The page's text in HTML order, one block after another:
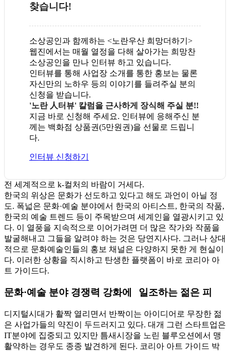
찾습니다!
소상공인과 함께하는 <노란우산 희망더하기>
웹진에서는 매월 열정을 다해 살아가는 희망찬
소상공인을 만나 인터뷰 하고 있습니다.
인터뷰를 통해 사업장 소개를 통한 홍보는 물론
자신만의 노하우 등의 이야기를 들려주실 분의
신청을 받습니다.
'노란 人터뷰' 칼럼을 근사하게 장식해 주실 분!!
지금 바로 신청해 주세요. 인터뷰에 응해주신 분
께는 백화점 상품권(5만원권)을 선물로 드립니
다.
인터뷰 신청하기
전 세계적으로 k-컬처의 바람이 거세다.
한국의 위상은 문화가 선도하고 있다고 해도 과언이 아닐 정
도. 폭넓은 문화·예술 분야에서 한국의 아티스트, 한국의 작품,
한국의 예술 트렌드 등이 주목받으며 세계인을 열광시키고 있
다. 이 열풍을 지속적으로 이어가려면 더 많은 작가와 작품을
발굴해내고 그들을 알려야 하는 것은 당연지사다. 그러나 상대
적으로 문화예술인들의 홍보 채널은 다양하지 못한 게 현실이
다. 이러한 상황을 직시하고 탄생한 플랫폼이 바로 코리아 아
트 가이드다.
문화·예술 분야 경쟁력 강화에 일조하는 젊은 피
디지털시대가 활짝 열리면서 반짝이는 아이디어로 무장한 젊
은 사업가들의 약진이 두드러지고 있다. 대개 그런 스타트업은
IT분야에 집중되고 있지만 틈새시장을 노린 블루오션에서 맹
활약하는 경우도 종종 발견하게 된다. 코리아 아트 가이드 박